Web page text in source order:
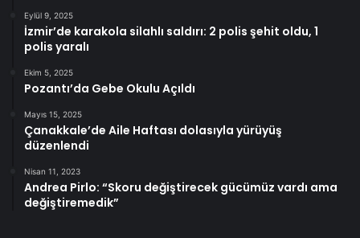
Eylül 9, 2025
İzmir’de karakola silahlı saldırı: 2 polis şehit oldu, 1
polis yaralı
Ekim 5, 2025
Pozantı’da Gebe Okulu Açıldı
Mayıs 15, 2025
Çanakkale’de Aile Haftası dolasıyla yürüyüş
düzenlendi
Nisan 11, 2023
Andrea Pirlo: “Skoru değiştirecek gücümüz vardı ama
değiştiremedik”